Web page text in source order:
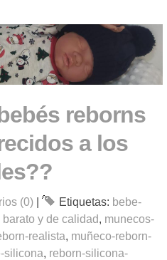
reborns
a los
(0) Etiquetas: bebe-
barato y de calidad, munecos-
realista, muñeco-reborn-
silicona, reborn-silicona-